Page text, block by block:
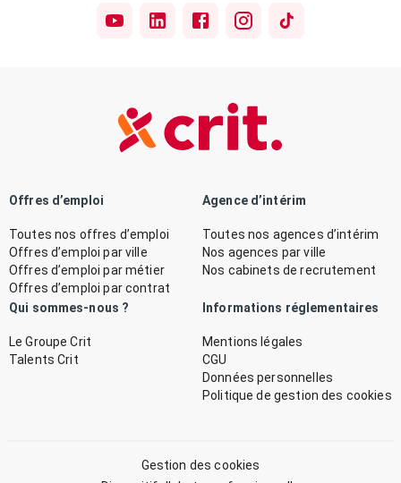
Offres d’emploi
Toutes nos offres d’emploi
Offres d’emploi par ville
Offres d’emploi par métier
Offres d’emploi par contrat
Agence d’intérim
Toutes nos agences d’intérim
Nos agences par ville
Nos cabinets de recrutement
Qui sommes-nous ?
Le Groupe Crit
Talents Crit
Informations réglementaires
Mentions légales
CGU
Données personnelles
Politique de gestion des cookies
Gestion des cookies